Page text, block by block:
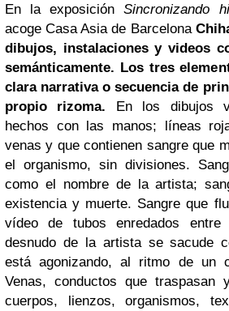
En la exposiciónSincronizando
acoge Casa Asia de Barcelona
dibujos, instalaciones y videos
semánticamente. Los tres
clara narrativa o secuencia de
propio rizoma. En los dibujos
hechos con las manos; líneas
venas y que contienen sangre que
el organismo, sin divisiones.
como el nombre de la artista;
existencia y muerte. Sangre que
vídeo de tubos enredados
desnudo de la artista se sacude
está agonizando, al ritmo de un
Venas, conductos que traspasan
cuerpos, lienzos, organismos,